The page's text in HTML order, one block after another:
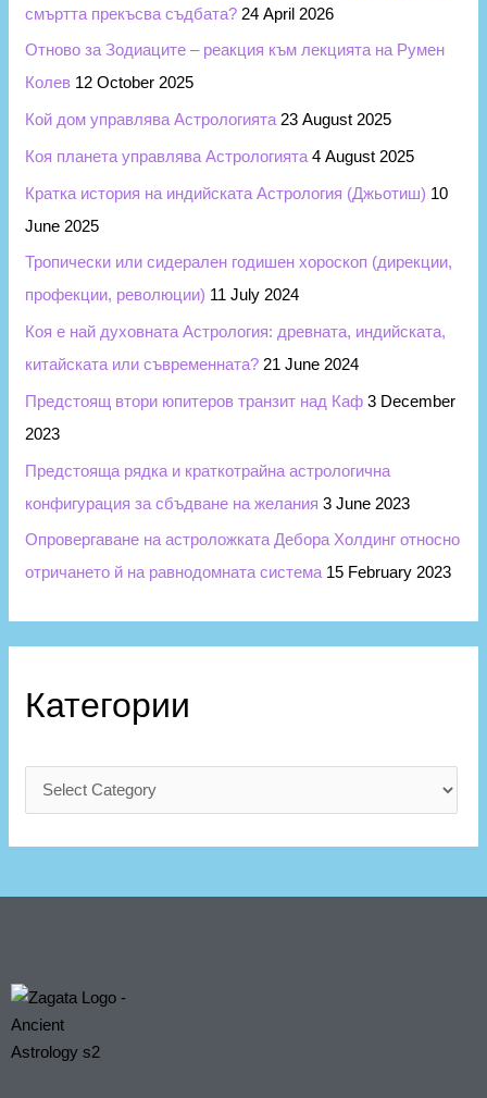
r
:
смъртта прекъсва съдбата? 24 April 2026
Отново за Зодиаците – реакция към лекцията на Румен
Колев 12 October 2025
Кой дом управлява Астрологията 23 August 2025
Коя планета управлява Астрологията 4 August 2025
Кратка история на индийската Астрология (Джьотиш) 10
June 2025
Тропически или сидерален годишен хороскоп (дирекции,
профекции, революции) 11 July 2024
Коя е най духовната Астрология: древната, индийската,
китайската или съвременната? 21 June 2024
Предстоящ втори юпитеров транзит над Каф 3 December
2023
Предстояща рядка и краткотрайна астрологична
конфигурация за сбъдване на желания 3 June 2023
Опровергаване на астроложката Дебора Холдинг относно
отричането й на равнодомната система 15 February 2023
Категории